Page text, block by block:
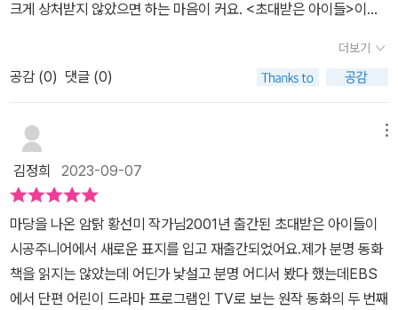
합니다.​사회생활을 하면서 모든 모임에 참석할 수 없고초대받을 수는
없지만,늘 가슴한편이 저릿하거나 외롭고 속상한 마음은아이나 어른
이나 마찬가지 일 듯 해요.​하지만 분명한건 내가 속하지 못한 곳에 미
가지고 즐기면 되요.​​​괜찮아. 너는 이미 세상의 초대를 받았어.너의 시
간을 잘 즐기면 되는거야.​​< 본 서평은 시공주니어 출판사로부터 제공
받아 작성된 후기입니다. >​#초대받은아이들 #황선미글 #시공주니
어 #화이트레이븐즈선정도서 #네버랜드꾸러기문고
크게 상처받지 않았으면 하는 마음이 커요. <초대받은 아이들>이라
달리 고개를 떨구고 속상한 표정으로 걸어가는 아이의 모습이 안쓰러
워 눈길을 끈 책이에요.주인공 민서는 좋아하는 친구에게 쉽게 다가
가지 못하고, 친구들 사이에서 심심하고 재미없는 샌님으로 불리는
아이예요. 그런 민서는 반에서 인기가 많은 성모의 생일에 초대받길
바랬지만 초대받지 못했어요.민서는 친해지고 싶어하는 친구의 모습
을 평소에 공책에 그리곤 했는데 성모의 생일선물로 그 공책을 선물
하고 싶었어요. 초대받진 못했지만 성모의 생일 파티에 가게되고, 준
비한 그림 선물을 주면서 아이들의 관심을 받게 되었지만 어쩐지 민
서의 마음은 좋지만은 않았어요. 그런 민서는 자신의 아끼는 하모니
카를 선물로 준비했지만 성모가 물건을 아낄 줄 모르는 아이라는걸
더보기
공감 (0) 댓글 (0)
김정희 2023-09-07
마당을 나온 암탉 황선미 작가님2001년 출간된 초대받은 아이들이
시공주니어에서 새로운 표지를 입고 재출간되었어요.제가 분명 동화
책을 읽지는 않았는데 어딘가 낯설고 분명 어디서 봤다 했는데EBS
에서 단편 어린이 드라마 프로그램인 TV로 보는 원작 동화의 두 번째